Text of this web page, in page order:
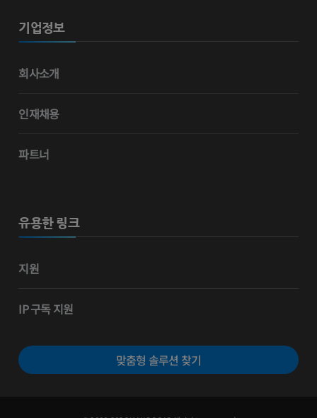
기업정보
회사소개
인재채용
파트너
유용한 링크
지원
IP 구독 지원
맞춤형 솔루션 찾기